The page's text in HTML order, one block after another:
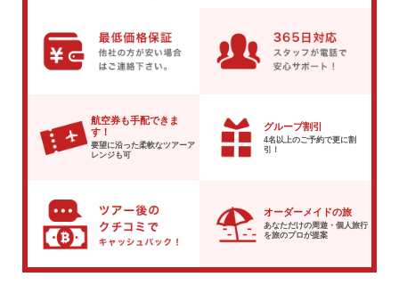
航空券も手配できま
す！
要望に沿った柔軟なツアーア
レンジも可
グループ割引
4名以上のご予約で更に割
引！
オーダーメイドの旅
あなただけの周遊・個人旅行
を旅のプロが提案